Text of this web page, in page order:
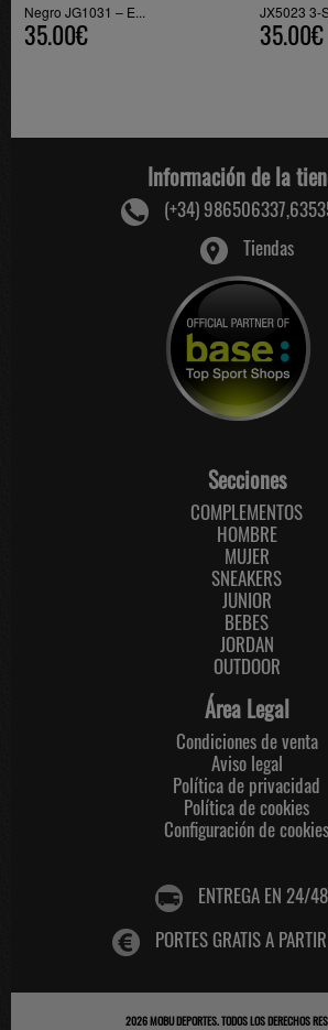
Negro JG1031 – E...
35.00€
JX5023 3-
35.00€
Información de la
(+34)
Tiendas
Secciones
COMPLEMENTOS
HOMBRE
MUJER
SNEAKERS
JUNIOR
BEBES
JORDAN
OUTDOOR
Área Legal
Condiciones de venta
Aviso legal
Política de privacidad
Política de cookies
Configuración de cookies
ENTREGA EN 24/
PORTES GRATIS A
2026MOBU DEPORTES. TODOS LOS DERECHOS